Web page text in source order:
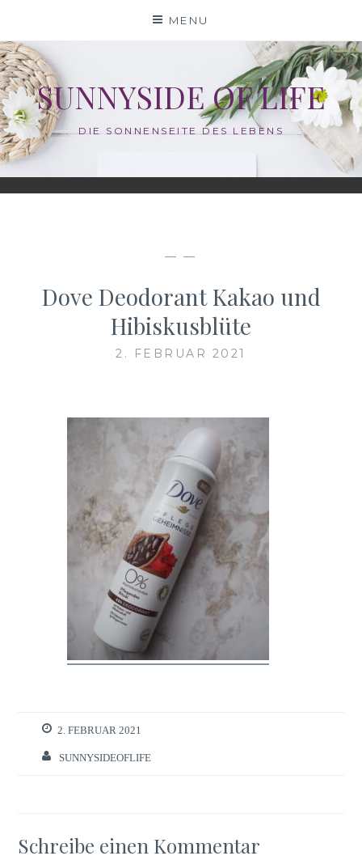
content
MENU
SUNNYSIDE OF LIFE
DIE SONNENSEITE DES LEBENS
— —
Dove Deodorant Kakao und
Hibiskusblüte
2. FEBRUAR 2021
2. FEBRUAR 2021
SUNNYSIDEOFLIFE
Schreibe einen Kommentar